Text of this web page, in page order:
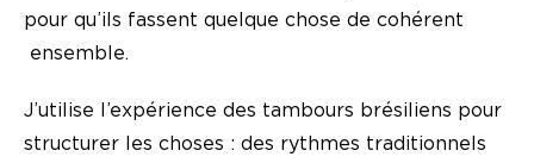
pour qu’ils fassent quelque chose de cohérent
ensemble.
J’utilise l’expérience des tambours brésiliens pour
structurer les choses : des rythmes traditionnels